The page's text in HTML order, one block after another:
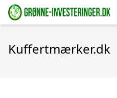
Kuffertmærker.dk